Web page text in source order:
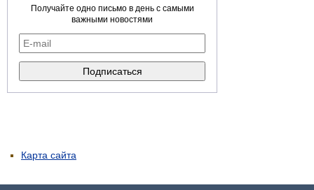
Получайте одно письмо в день с самыми
важными новостями
Карта сайта